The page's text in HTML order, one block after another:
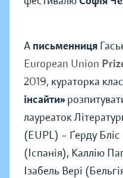
А письменниця
European Union
2019, кураторка
інсайти»
лауреаток
(EUPL) – Ґерду
(Іспанія), Каллію
Ізабель Вері